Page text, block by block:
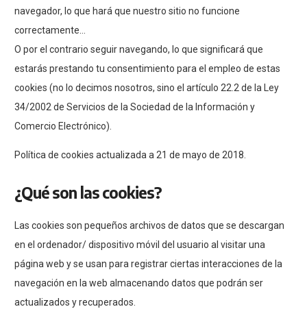
navegador, lo que hará que nuestro sitio no funcione
correctamente…
O por el contrario seguir navegando, lo que significará que
estarás prestando tu consentimiento para el empleo de estas
cookies (no lo decimos nosotros, sino el artículo 22.2 de la Ley
34/2002 de Servicios de la Sociedad de la Información y
Comercio Electrónico).
Política de cookies actualizada a 21 de mayo de 2018.
¿Qué son las cookies?
Las cookies son pequeños archivos de datos que se descargan
en el ordenador/ dispositivo móvil del usuario al visitar una
página web y se usan para registrar ciertas interacciones de la
navegación en la web almacenando datos que podrán ser
actualizados y recuperados.